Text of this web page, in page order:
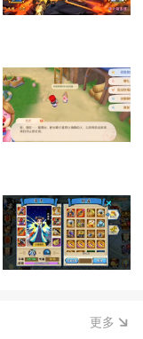
立飞行速度数值，仅
放置装备激活羁绊属
更多